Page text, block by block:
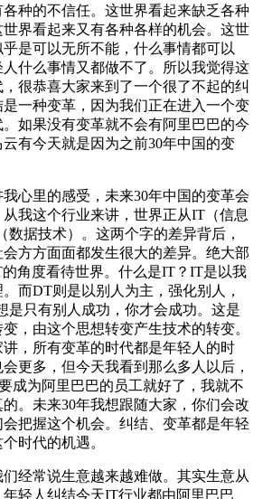
种的不信任。这世界看起来缺乏各种
界看起来又有各种各样的机会。这世
是可以无所不能，什么事情都可以
什么事情又都做不了。所以我觉得这
很恭喜大家来到了一个很了不起的纠
一种变革，因为我们正在进入一个变
如果没有变革就不会有阿里巴巴的今
有今天就是因为之前30年中国的变
心里的感受，未来30年中国的变革会
我这个行业来讲，世界正从IT（信息
数据技术）。这两个字的差异背后，
方方面面都发生很大的差异。绝大部
角度看待世界。什么是IT？IT是以我
而DT则是以别人为主，强化别人，
是只有别人成功，你才会成功。这是
，由这个思想转变产生技术的转变。
，所有变革的时代都是年轻人的时
更多，但今天我看到那么多人以后，
成为阿里巴巴的员工就好了，我就不
。未来30年我想跟随大家，你们会改
把握这个机会。纠结、变革都是年轻
时代的机遇。
经常说生意越来越难做。其实生意从
轻人纠结今天IT行业都由阿里巴巴、